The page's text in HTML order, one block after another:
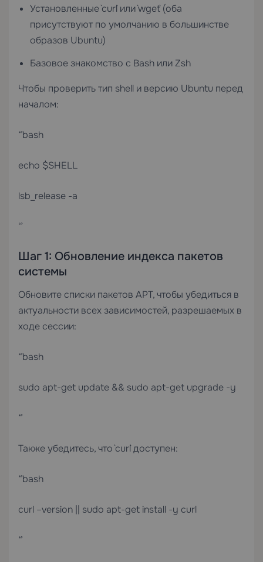
Установленные `curl` или `wget` (оба
присутствуют по умолчанию в большинстве
образов Ubuntu)
Базовое знакомство с Bash или Zsh
Чтобы проверить тип shell и версию Ubuntu перед
началом:
“`bash
echo $SHELL
lsb_release -a
“`
Шаг 1: Обновление индекса пакетов
системы
Обновите списки пакетов APT, чтобы убедиться в
актуальности всех зависимостей, разрешаемых в
ходе сессии:
“`bash
sudo apt-get update && sudo apt-get upgrade -y
“`
Также убедитесь, что `curl` доступен:
“`bash
curl –version || sudo apt-get install -y curl
“`